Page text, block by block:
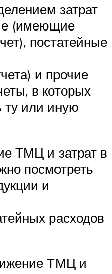
затрат
(имеющие
постатейные
и прочие
в которых
ту или иную
ТМЦ и затрат в
посмотреть
и
расходов
ТМЦ и